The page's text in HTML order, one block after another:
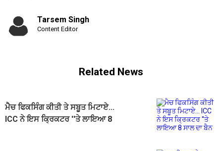
Tarsem Singh
Content Editor
Related News
ਮੈਚ ਫਿਕਸਿੰਗ ਕੀਤੀ ਤੇ ਸਬੂਤ ਮਿਟਾਏ...
ICC ਨੇ ਇਸ ਕ੍ਰਿਕਟਰ ''ਤੇ ਲਾਇਆ 8